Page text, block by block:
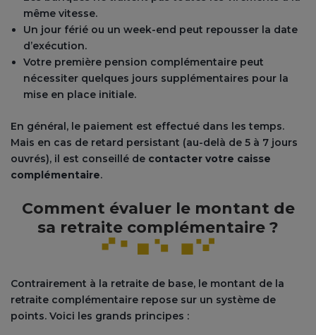
même vitesse.
Un jour férié ou un week-end peut repousser la date
d’exécution.
Votre première pension complémentaire peut
nécessiter quelques jours supplémentaires pour la
mise en place initiale.
En général, le paiement est effectué dans les temps.
Mais en cas de retard persistant (au-delà de 5 à 7 jours
ouvrés), il est conseillé de contacter votre caisse
complémentaire.
Comment évaluer le montant de
sa retraite complémentaire ?
Contrairement à la retraite de base, le montant de la
retraite complémentaire repose sur un système de
points. Voici les grands principes :